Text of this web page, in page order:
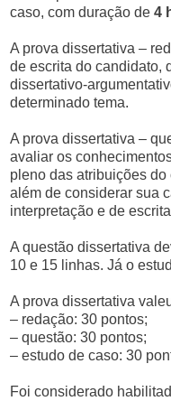
caso, com duração de4
A prova dissertativa –
de escrita do candidato,
dissertativo-
determinado tema.
A prova dissertativa –
avaliar os
pleno das atribuições
além de considerar sua
interpretação e de
A questão dissertativa
10 e 15 linhas. Já o
A prova dissertativa
– redação: 30 pontos;
– questão: 30 pontos;
– estudo de caso: 30
Foi considerado